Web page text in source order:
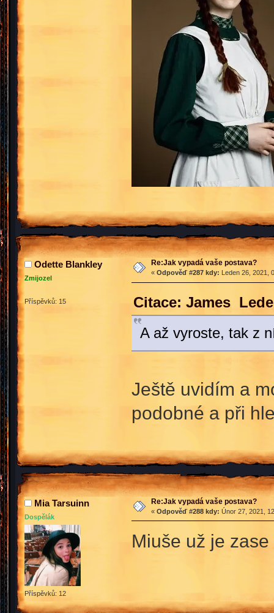
Odette Blankley
Zmijozel
Příspěvků: 15
Re:Jak vypadá vaše postava?
« Odpověď #287 kdy: Leden 26, 2021,
Citace: James
A až vyroste, tak z
Ještě uvidím a
podobné a při
Mia Tarsuinn
Dospělák
Příspěvků: 12
Re:Jak vypadá vaše postava?
« Odpověď #288 kdy: Únor 27, 2021,
Miuše už je